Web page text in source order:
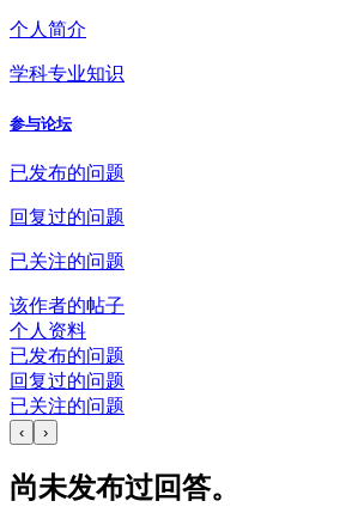
个人简介
学科专业知识
参与论坛
已发布的问题
回复过的问题
已关注的问题
该作者的帖子
个人资料
已发布的问题
回复过的问题
已关注的问题
‹ ›
尚未发布过回答。